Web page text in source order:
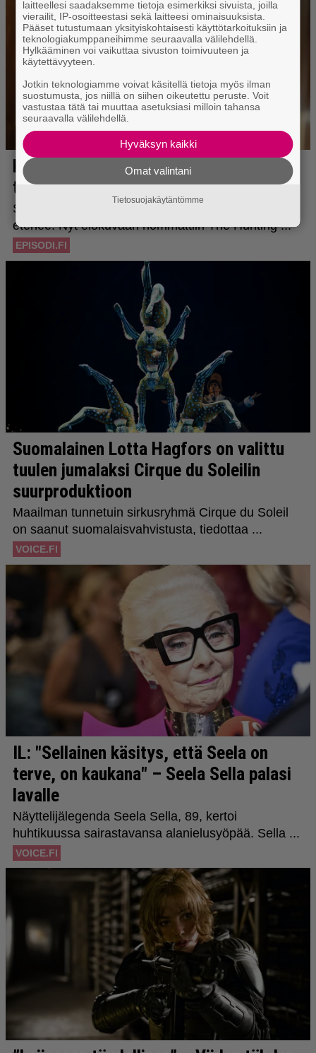
laitteellesi saadaksemme tietoja esimerkiksi sivuista, joilla
vierailit, IP-osoitteestasi sekä laitteesi ominaisuuksista.
Pääset tutustumaan yksityiskohtaisesti käyttötarkoituksiin ja
teknologiakumppaneihimme seuraavalla välilehdellä.
Hylkääminen voi vaikuttaa sivuston toimivuuteen ja
käytettävyyteen.
Jotkin teknologiamme voivat käsitellä tietoja myös ilman
suostumusta, jos niillä on siihen oikeutettu peruste. Voit
vastustaa tätä tai muuttaa asetuksiasi milloin tahansa
seuraavalla välilehdellä.
Hyväksyn kaikki
Omat valintani
Tietosuojakäytäntömme